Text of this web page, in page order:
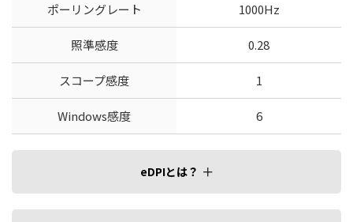
ポーリングレート 1000Hz
照準感度 0.28
スコープ感度 1
Windows感度 6
eDPIとは？